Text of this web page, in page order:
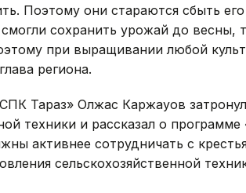
Поэтому они стараются сбыть
сохранить урожай до весны,
при выращивании любой
региона.
Тараз» Олжас Каржауов
техники и рассказал о
активнее сотрудничать с
сельскохозяйственной